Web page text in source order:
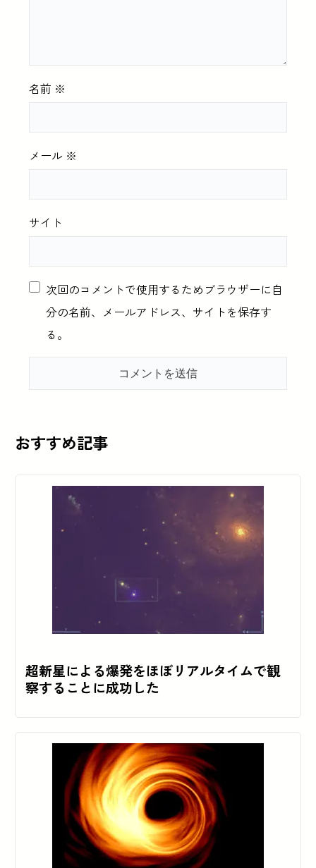
名前 ※
メール ※
サイト
次回のコメントで使用するためブラウザーに自
分の名前、メールアドレス、サイトを保存す
る。
おすすめ記事
超新星による爆発をほぼリアルタイムで観
察することに成功した